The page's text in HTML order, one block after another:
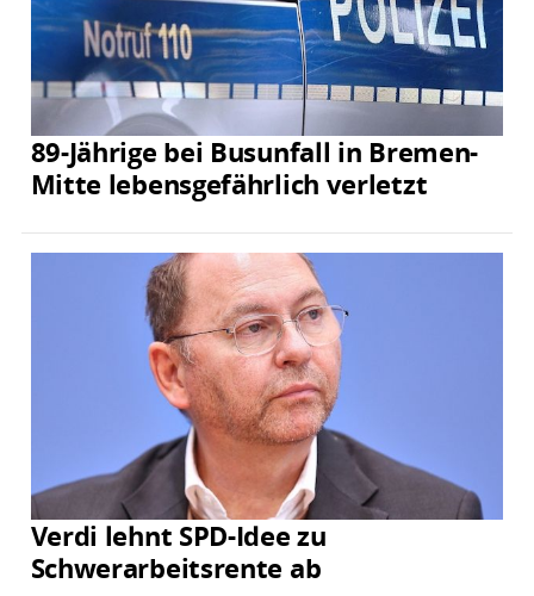
89-Jährige bei Busunfall in Bremen-
Mitte lebensgefährlich verletzt
Verdi lehnt SPD-Idee zu
Schwerarbeitsrente ab